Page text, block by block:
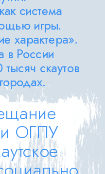
система
игры.
характера».
в России
скаутов
ОГПУ